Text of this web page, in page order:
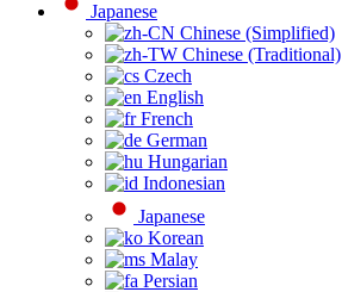
Japanese
Chinese (Simplified)
Chinese (Traditional)
Czech
English
French
German
Hungarian
Indonesian
Japanese
Korean
Malay
Persian